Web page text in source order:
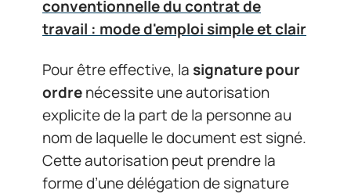
conventionnelle du contrat de
travail : mode d'emploi simple et clair
Pour être effective, la signature pour
ordrenécessite une autorisation
explicite de la part de la personne au
nom de laquelle le document est signé.
Cette autorisation peut prendre la
forme d’une délégation de signature